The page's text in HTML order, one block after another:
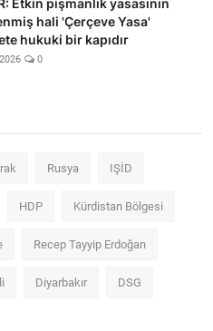
Etkin pişmanlık yasasının
hali 'Çerçeve Yasa'
hukuki bir kapıdır
0
Rusya IŞİD
HDP Kürdistan Bölgesi
Recep Tayyip Erdoğan
Diyarbakır DSG